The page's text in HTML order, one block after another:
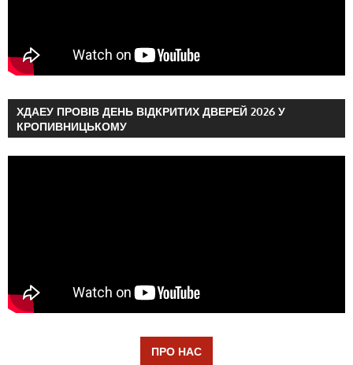
ХДАЕУ ПРОВІВ ДЕНЬ ВІДКРИТИХ ДВЕРЕЙ 2026 У
КРОПИВНИЦЬКОМУ
ПРО НАС